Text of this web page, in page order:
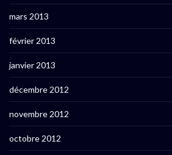
mars 2013
février 2013
janvier 2013
décembre 2012
novembre 2012
octobre 2012